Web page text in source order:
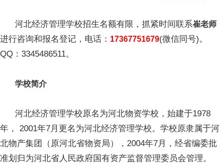
河北经济管理学校招生名额有限，抓紧时间联系崔老师
进行咨询和报名登记，电话： 17367751679(微信同号)。
QQ：3345486511。
学校简介
河北经济管理学校原名为河北物资学校，始建于1978
年， 2001年7月更名为河北经济管理学校。学校原隶属于河
北物产集团（原河北省物资局），2004年7月，经省编委批
准划归为河北省人民政府国有资产监督管理委员会管理。